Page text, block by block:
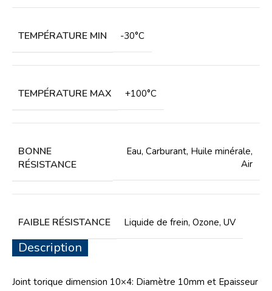
TEMPÉRATURE MIN -30°C
TEMPÉRATURE MAX +100°C
BONNE
RÉSISTANCE
Eau, Carburant, Huile minérale,
Air
FAIBLE RÉSISTANCE Liquide de frein, Ozone, UV
Description
Joint torique dimension 10×4: Diamètre 10mm et Epaisseur